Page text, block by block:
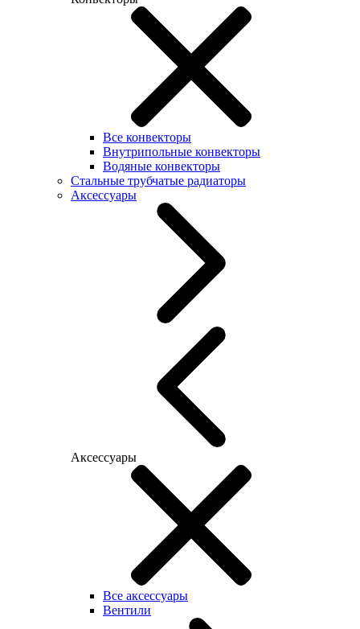
Все конвекторы
Внутрипольные конвекторы
Водяные конвекторы
Стальные трубчатые радиаторы
Аксессуары
Аксессуары
Все аксессуары
Вентили